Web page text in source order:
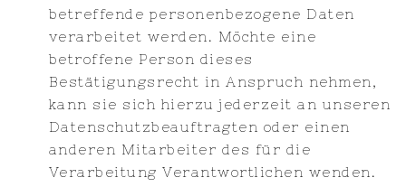
betreffende personenbezogene Daten
verarbeitet werden. Möchte eine
betroffene Person dieses
Bestätigungsrecht in Anspruch nehmen,
kann sie sich hierzu jederzeit an unseren
Datenschutzbeauftragten oder einen
anderen Mitarbeiter des für die
Verarbeitung Verantwortlichen wenden.